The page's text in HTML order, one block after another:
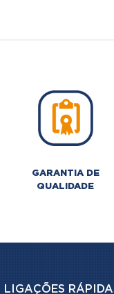
GARANTIA DE
QUALIDADE
LIGAÇÕES